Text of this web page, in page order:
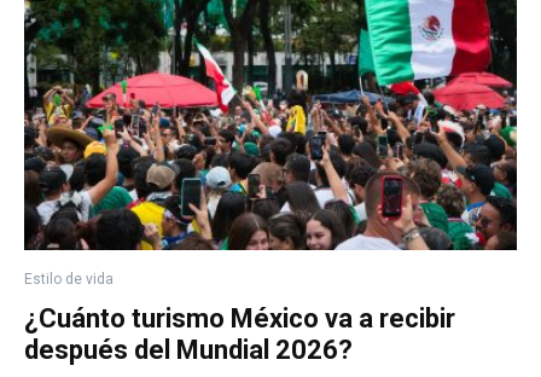
Estilo de vida
¿Cuánto turismo México va a recibir
después del Mundial 2026?